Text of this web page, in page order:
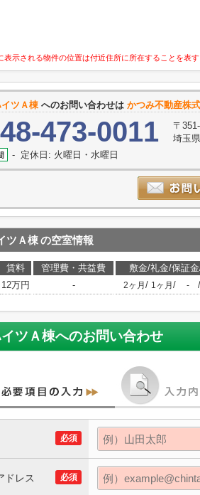
示される物件の位置は付近住所に所在することを表
ツＡ棟 へのお問い合わせは かつみ不動産株
473-0011
〒
埼玉
- 定休日: 火曜日・水曜日
ツＡ棟の空室情報
賃料 管理費・共益費 敷金/礼金/保証金
12万円 - 2ヶ月 / 1ヶ月 / - /
ツＡ棟へのお問い合わせ
必須
必須
ドレス